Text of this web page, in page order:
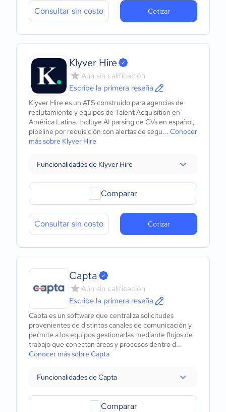
Consultar sin costo Cotizar
Klyver Hire
Aún sin calificación
Escribe la primera reseña
Klyver Hire es un ATS construido para agencias de
reclutamiento y equipos de Talent Acquisition en
América Latina. Incluye AI parsing de CVs en español,
pipeline por requisición con alertas de segu... Conocer
más sobre Klyver Hire
Funcionalidades de Klyver Hire
Comparar
Consultar sin costo Cotizar
Capta
Aún sin calificación
Escribe la primera reseña
Capta es un software que centraliza solicitudes
provenientes de distintos canales de comunicación y
permite a los equipos gestionarlas mediante flujos de
trabajo que conectan áreas y procesos dentro d...
Conocer más sobre Capta
Funcionalidades de Capta
Comparar